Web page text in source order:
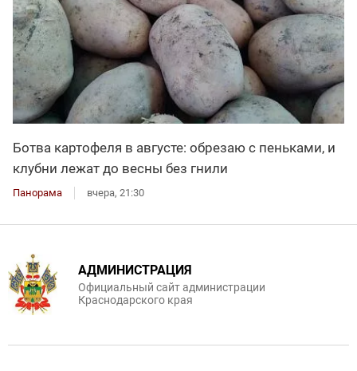
Ботва картофеля в августе: обрезаю с пеньками, и
клубни лежат до весны без гнили
Панорама вчера, 21:30
АДМИНИСТРАЦИЯ
Официальный сайт администрации
Краснодарского края